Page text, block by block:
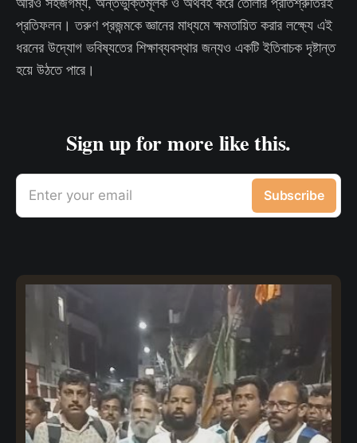
প্রতিফলন। তরুণ প্রজন্মকে জ্ঞানের মাধ্যমে ক্ষমতায়িত করার লক্ষ্যে এই
ধরনের উদ্যোগ ভবিষ্যতের শিক্ষাব্যবস্থার জন্যও একটি ইতিবাচক দৃষ্টান্ত
হয়ে উঠতে পারে।
Sign up for more like this.
Enter your email Subscribe